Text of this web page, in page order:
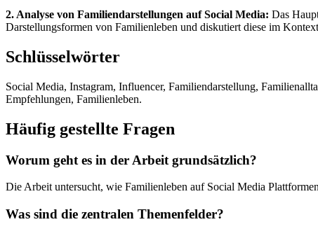
2. Analyse von Familiendarstellungen auf Social Media: Das
Darstellungsformen von Familienleben und diskutiert diese im
Schlüsselwörter
Social Media, Instagram, Influencer, Familiendarstellung,
Empfehlungen, Familienleben.
Häufig gestellte Fragen
Worum geht es in der Arbeit grundsätzlich?
Die Arbeit untersucht, wie Familienleben auf Social Media
Was sind die zentralen Themenfelder?